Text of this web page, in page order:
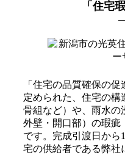
「住宅
「住宅の品質確保の
定められた、住宅の構
骨組など）や、雨水の
外壁・開口部）の瑕疵
です。完成引渡日から
宅の供給者である弊社